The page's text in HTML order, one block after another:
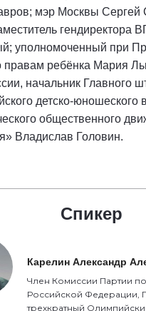
мэр Москвы Сергей
гендиректора
уполномоченный при
правам ребёнка Мария
начальник Главного
детско-юношеского
общественного
Владислав Головин.
Спикер
Карелин Александр
Член Комиссии Партии по
Российской Федерации,
трехкратный